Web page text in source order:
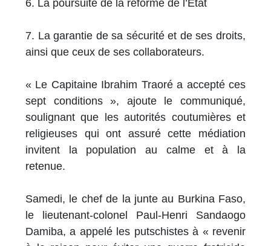
6. La poursuite de la réforme de l’Etat
7. La garantie de sa sécurité et de ses droits,
ainsi que ceux de ses collaborateurs.
« Le Capitaine Ibrahim Traoré a accepté ces
sept conditions », ajoute le communiqué,
soulignant que les autorités coutumières et
religieuses qui ont assuré cette médiation
invitent la population au calme et à la
retenue.
Samedi, le chef de la junte au Burkina Faso,
le lieutenant-colonel Paul-Henri Sandaogo
Damiba, a appelé les putschistes à « revenir